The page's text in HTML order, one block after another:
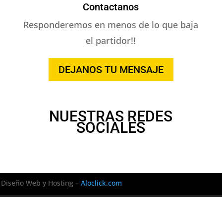
Contactanos
Responderemos en menos de lo que baja
el partidor!!
DEJANOS TU MENSAJE
NUESTRAS REDES
SOCIALES
Diseño Web y Hosting –Aloclick.com